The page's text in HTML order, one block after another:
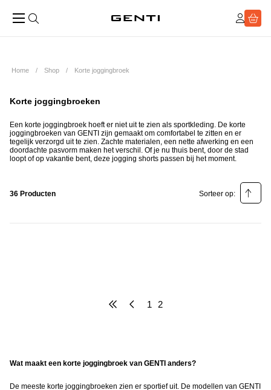
Home Shop Korte joggingbroek
Korte joggingbroeken
Een korte joggingbroek hoeft er niet uit te zien als sportkleding. De korte
joggingbroeken van GENTI zijn gemaakt om comfortabel te zitten en er
tegelijk verzorgd uit te zien. Zachte materialen, een nette afwerking en een
doordachte pasvorm maken het verschil. Of je nu thuis bent, door de stad
loopt of op vakantie bent, deze jogging shorts passen bij het moment.
36 Producten Sorteer op:
1 2
Wat maakt een korte joggingbroek van GENTI anders?
De meeste korte joggingbroeken zien er sportief uit. De modellen van GENTI